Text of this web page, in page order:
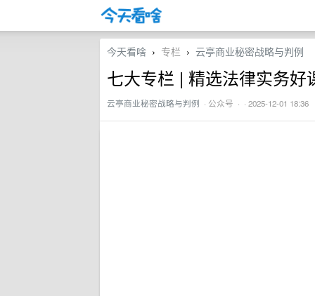
今天看啥 › 专栏 › 云亭商业秘密战略与判例
七大专栏 | 精选法律实务好
云亭商业秘密战略与判例 · 公众号 · · 2025-12-01 18:36